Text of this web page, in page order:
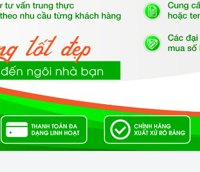
đầy năng động và luôn bận rộn đối với
chăm sóc cho bữa ăn của gia đình mình.